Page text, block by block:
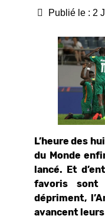
Publié le : 2
L’heure des
du Monde
lancé. Et
favoris sont
dépriment,
avancent